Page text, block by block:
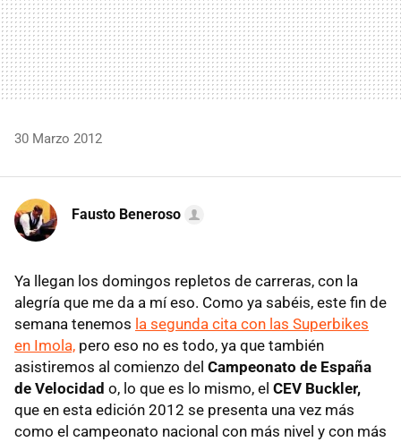
30 Marzo 2012
Fausto Beneroso
Ya llegan los domingos repletos de carreras, con la
alegría que me da a mí eso. Como ya sabéis, este fin de
semana tenemos la segunda cita con las Superbikes
en Imola, pero eso no es todo, ya que también
asistiremos al comienzo del Campeonato de España
de Velocidad o, lo que es lo mismo, el CEV Buckler,
que en esta edición 2012 se presenta una vez más
como el campeonato nacional con más nivel y con más